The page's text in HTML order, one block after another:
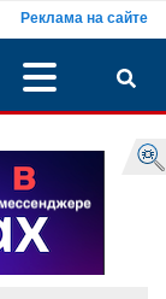
Реклама на сайте